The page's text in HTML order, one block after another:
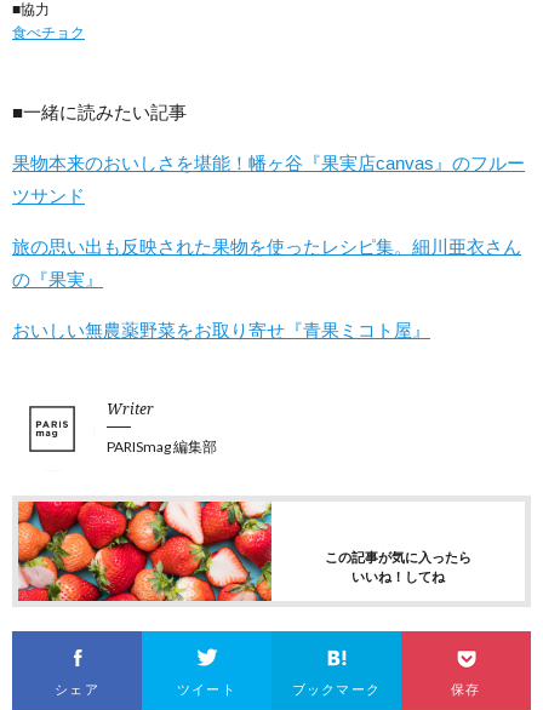
■協力
食べチョク
■一緒に読みたい記事
果物本来のおいしさを堪能！幡ヶ谷『果実店canvas』のフルー
ツサンド
旅の思い出も反映された果物を使ったレシピ集。細川亜衣さん
の『果実』
おいしい無農薬野菜をお取り寄せ『青果ミコト屋』
Writer
PARISmag 編集部
この記事が気に入ったら
いいね！してね
シェア ツイート ブックマーク 保存